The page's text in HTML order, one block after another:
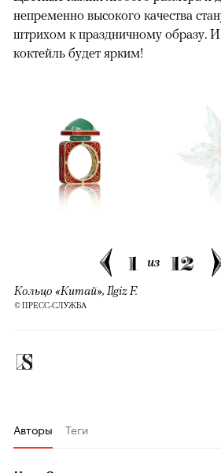
непременно высокого качества
штрихом к праздничному образу. И
коктейль будет ярким!
1 из 12
Кольцо «Китай», Ilgiz F.
© ПРЕСС-СЛУЖБА
Авторы Теги